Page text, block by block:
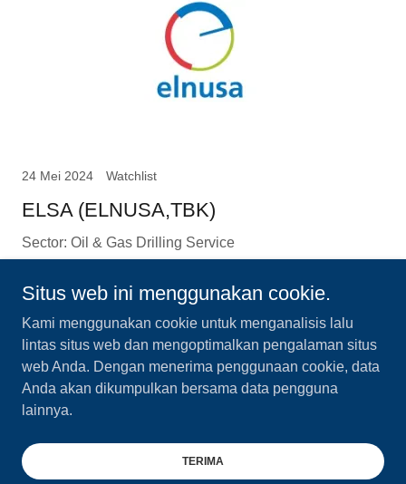
24 Mei 2024 Watchlist
ELSA (ELNUSA,TBK)
Sector: Oil & Gas Drilling Service
Hak Cipta © 2024 Boring Absurd Simple Investing Club -
Didukung olehGoDaddy
Situs web ini menggunakan cookie.
Kami menggunakan cookie untuk menganalisis lalu
lintas situs web dan mengoptimalkan pengalaman situs
web Anda. Dengan menerima penggunaan cookie, data
Anda akan dikumpulkan bersama data pengguna
lainnya.
TERIMA